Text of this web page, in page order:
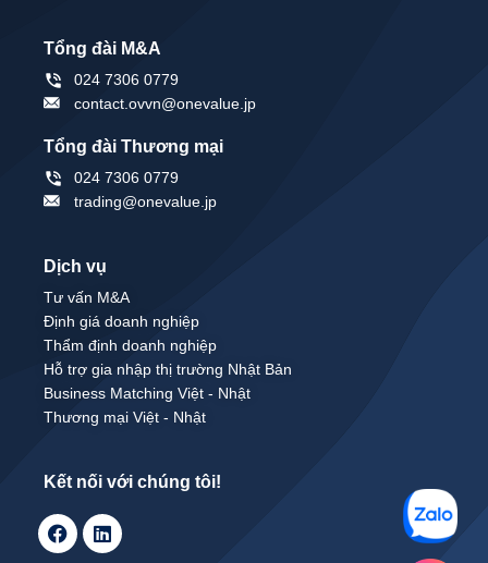
Tổng đài M&A
024 7306 0779
contact.ovvn@onevalue.jp
Tổng đài Thương mại
024 7306 0779
trading@onevalue.jp
Dịch vụ
Tư vấn M&A
Định giá doanh nghiệp
Thẩm định doanh nghiệp
Hỗ trợ gia nhập thị trường Nhật Bản
Business Matching Việt - Nhật
Thương mại Việt - Nhật
Kết nối với chúng tôi!